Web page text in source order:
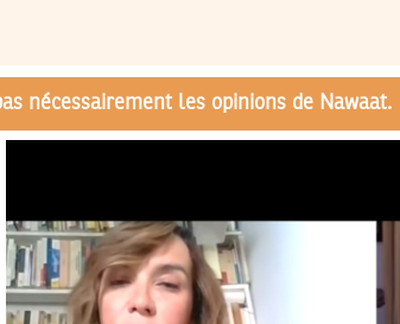
nécessairement les opinions de Nawaat.